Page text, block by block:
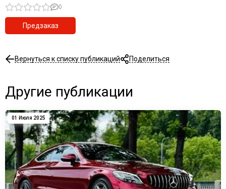
0
Предзаказ
Вернуться к списку публикаций Поделиться
Другие публикации
01 Июля 2025